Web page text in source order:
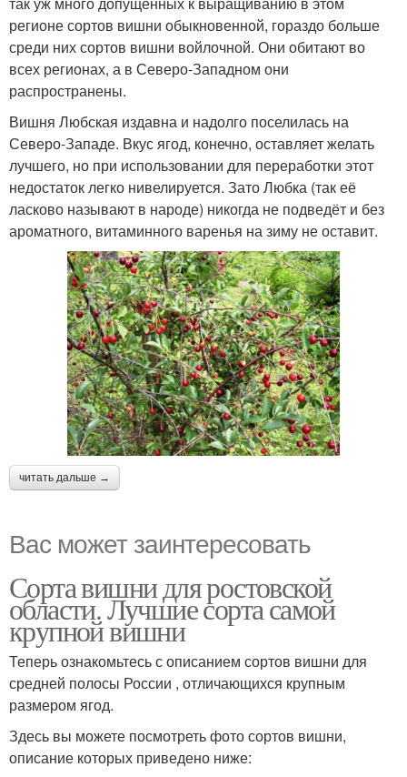
регионе сортов вишни обыкновенной, гораздо больше
среди них сортов вишни войлочной. Они обитают во
всех регионах, а в Северо-Западном они
распространены.
Вишня Любская издавна и надолго поселилась на
Северо-Западе. Вкус ягод, конечно, оставляет желать
лучшего, но при использовании для переработки этот
недостаток легко нивелируется. Зато Любка (так её
ласково называют в народе) никогда не подведёт и без
ароматного, витаминного варенья на зиму не оставит.
читать дальше →
Вас может заинтересовать
Сорта вишни для ростовской
области. Лучшие сорта самой
крупной вишни
Теперь ознакомьтесь с описанием сортов вишни для
средней полосы России , отличающихся крупным
размером ягод.
Здесь вы можете посмотреть фото сортов вишни,
описание которых приведено ниже: